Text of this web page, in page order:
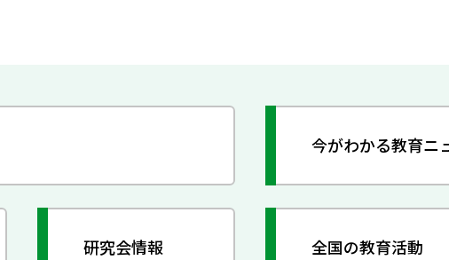
今がわかる教育ニ
研究会情報 全国の教育活動